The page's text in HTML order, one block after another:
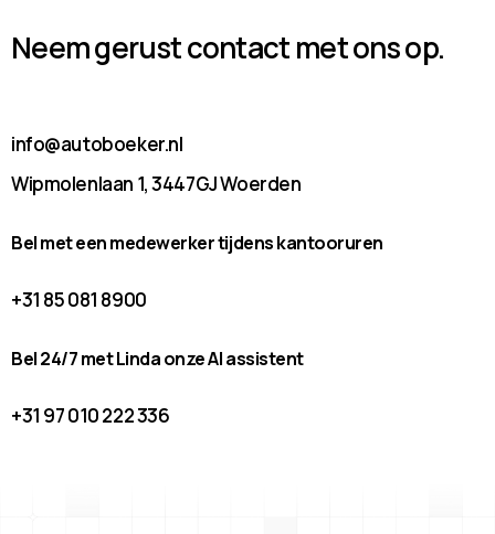
Neem gerust contact met ons op.
info@autoboeker.nl
Wipmolenlaan 1, 3447GJ Woerden
Bel met een medewerker tijdens kantooruren
+31 85 081 8900
Bel 24/7 met Linda onze AI assistent
+31 97 010 222 336